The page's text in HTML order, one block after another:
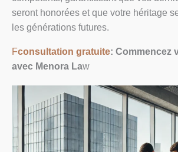
seront honorées et que votre héritage
les générations futures.
Fconsultation gratuite: Commencez
avec Menora Law